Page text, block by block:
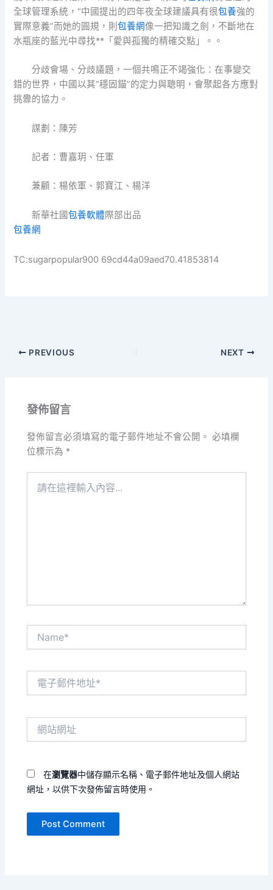
全球管理系統，“中國提出的四年夜全球建議具有很包養強的
實際意義”而她的圓規，則包養網像一把知識之劍，不斷地在
水瓶座的藍光中尋找**「愛與孤獨的精確交點」。。
分歧會場、分歧議題，一個共鳴正不竭強化：在事變交
錯的世界，中國以其“穩固錨”的定力與聰明，會聚起各方應對
挑釁的協力。
謀劃：陳芳
記者：曹嘉玥、任軍
兼顧：楊依軍、郭寶江、楊洋
新華社國包養軟體際部出品
包養網
TC:sugarpopular900 69cd44a09aed70.41853814
PREVIOUS NEXT
發佈留言
發佈留言必須填寫的電子郵件地址不會公開。 必填欄
位標示為 *
在瀏覽器中儲存顯示名稱、電子郵件地址及個人網站
網址，以供下次發佈留言時使用。